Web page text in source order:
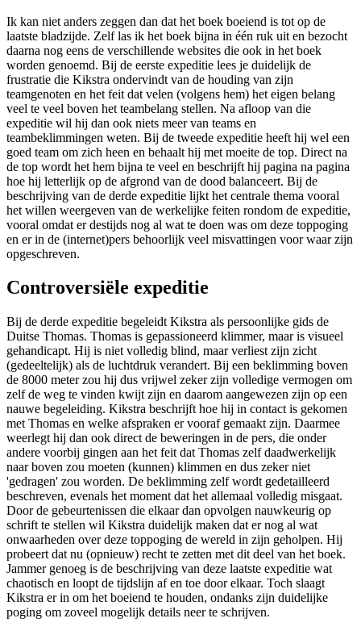
Ik kan niet anders zeggen dan dat het boek boeiend is tot op de
laatste bladzijde. Zelf las ik het boek bijna in één ruk uit en bezocht
daarna nog eens de verschillende websites die ook in het boek
worden genoemd. Bij de eerste expeditie lees je duidelijk de
frustratie die Kikstra ondervindt van de houding van zijn
teamgenoten en het feit dat velen (volgens hem) het eigen belang
veel te veel boven het teambelang stellen. Na afloop van die
expeditie wil hij dan ook niets meer van teams en
teambeklimmingen weten. Bij de tweede expeditie heeft hij wel een
goed team om zich heen en behaalt hij met moeite de top. Direct na
de top wordt het hem bijna te veel en beschrijft hij pagina na pagina
hoe hij letterlijk op de afgrond van de dood balanceert. Bij de
beschrijving van de derde expeditie lijkt het centrale thema vooral
het willen weergeven van de werkelijke feiten rondom de expeditie,
vooral omdat er destijds nog al wat te doen was om deze toppoging
en er in de (internet)pers behoorlijk veel misvattingen voor waar zijn
opgeschreven.
Controversiële expeditie
Bij de derde expeditie begeleidt Kikstra als persoonlijke gids de
Duitse Thomas. Thomas is gepassioneerd klimmer, maar is visueel
gehandicapt. Hij is niet volledig blind, maar verliest zijn zicht
(gedeeltelijk) als de luchtdruk verandert. Bij een beklimming boven
de 8000 meter zou hij dus vrijwel zeker zijn volledige vermogen om
zelf de weg te vinden kwijt zijn en daarom aangewezen zijn op een
nauwe begeleiding. Kikstra beschrijft hoe hij in contact is gekomen
met Thomas en welke afspraken er vooraf gemaakt zijn. Daarmee
weerlegt hij dan ook direct de beweringen in de pers, die onder
andere voorbij gingen aan het feit dat Thomas zelf daadwerkelijk
naar boven zou moeten (kunnen) klimmen en dus zeker niet
'gedragen' zou worden. De beklimming zelf wordt gedetailleerd
beschreven, evenals het moment dat het allemaal volledig misgaat.
Door de gebeurtenissen die elkaar dan opvolgen nauwkeurig op
schrift te stellen wil Kikstra duidelijk maken dat er nog al wat
onwaarheden over deze toppoging de wereld in zijn geholpen. Hij
probeert dat nu (opnieuw) recht te zetten met dit deel van het boek.
Jammer genoeg is de beschrijving van deze laatste expeditie wat
chaotisch en loopt de tijdslijn af en toe door elkaar. Toch slaagt
Kikstra er in om het boeiend te houden, ondanks zijn duidelijke
poging om zoveel mogelijk details neer te schrijven.